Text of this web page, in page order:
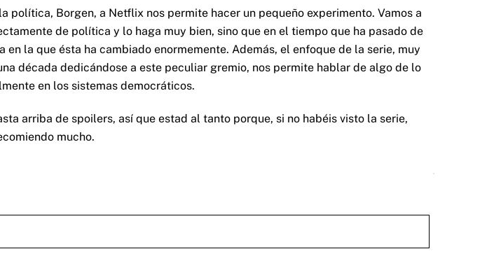
Borgen, a Netflix nos permite hacer un pequeño experimento. Vamos a
de política y lo haga muy bien, sino que en el tiempo que ha pasado de
la que ésta ha cambiado enormemente. Además, el enfoque de la serie, muy
década dedicándose a este peculiar gremio, nos permite hablar de algo de lo
en los sistemas democráticos.
arriba de spoilers, así que estad al tanto porque, si no habéis visto la serie,
mucho.